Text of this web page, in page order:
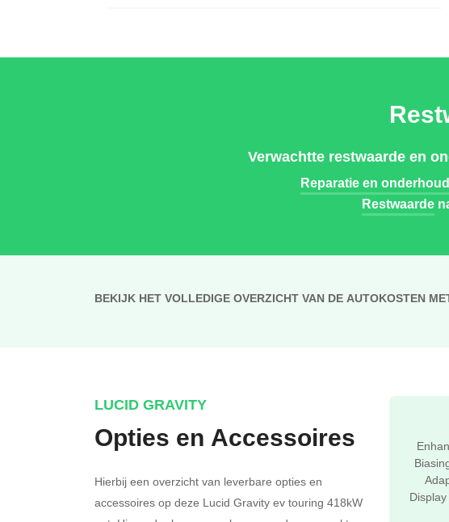
Verwachtte restwaarde en
Reparatie en onderhoud
Restwaarde
BEKIJK HET VOLLEDIGE OVERZICHT VAN DE AUTOKOSTEN
LUCID GRAVITY
Opties en Accessoires
Hierbij een overzicht van leverbare opties en
accessoires op deze Lucid Gravity ev touring 418kW